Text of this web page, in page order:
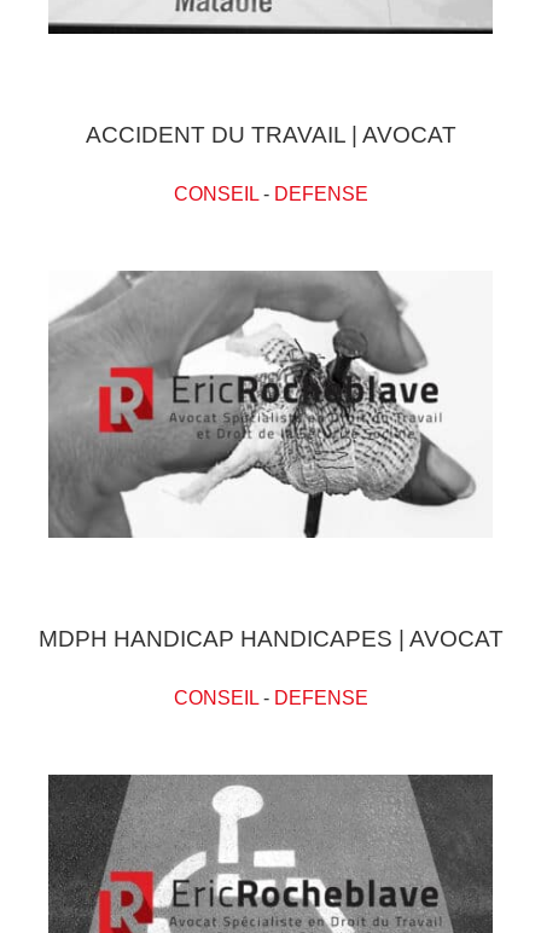
ACCIDENT DU TRAVAIL | AVOCAT
CONSEIL- DEFENSE
MDPH HANDICAP HANDICAPES | AVOCAT
CONSEIL- DEFENSE